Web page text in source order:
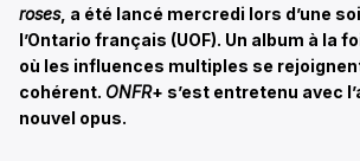
roses, a été lancé mercredi lors d’une
l’Ontario français (UOF). Un album à la
où les influences multiples se
cohérent. ONFR+ s’est entretenu avec
nouvel opus.